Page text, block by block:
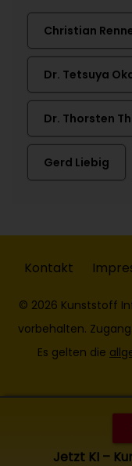
Christian
Dr. Tetsuya
Dr. Thorsten
Gerd Liebig
Jetzt KI –
Kontakt
© 2026 Kunststoff
vorbehalten.
Es gelten die